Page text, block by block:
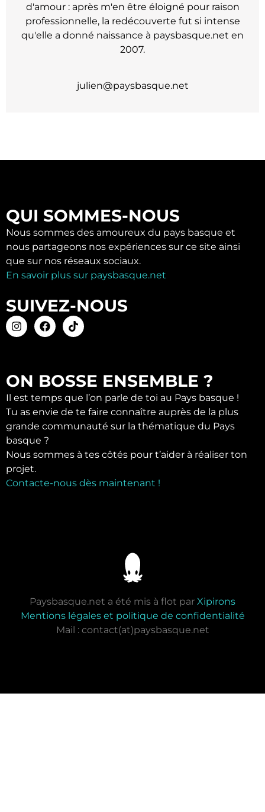
d'amour : après m'en être éloigné pour raison
professionnelle, la redécouverte fut si intense
qu'elle a donné naissance à paysbasque.net en
2007.
julien@paysbasque.net
QUI SOMMES-NOUS
Nous sommes des amoureux du pays basque et
nous partageons nos expériences sur ce site ainsi
que sur nos réseaux sociaux.
En savoir plus sur paysbasque.net
SUIVEZ-NOUS
ON BOSSE ENSEMBLE ?
Il est temps que l’on parle de toi au Pays basque !
Tu as envie de te faire connaître auprès de la plus
grande communauté sur la thématique du Pays
basque ?
Nous sommes à tes côtés pour t’aider à réaliser ton
projet.
Contacte-nous dès maintenant !
Paysbasque.net a été mis à flot par Xipirons
Mentions légales et politique de confidentialité
Mail : contact(at)paysbasque.net